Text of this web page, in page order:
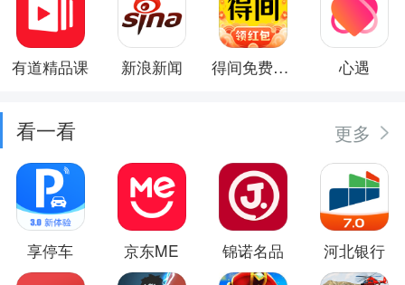
有道精品课 新浪新闻 得间免费小说 心遇
看一看 更多
享停车 京东ME 锦诺名品 河北银行